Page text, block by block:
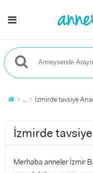
... İzmirde tavsiye
İzmirde
Merhaba anneler İzmir